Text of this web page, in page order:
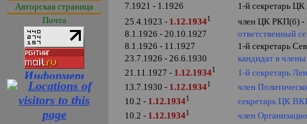
Авторская страница
Почта
7.1921 - 1.1926
1-й секретарь
25.4.1923 - 1.12.19341
член ЦК РКП(б)
8.1.1926 - 20.10.1927
ответственный
8.1.1926 - 11.1927
1-й секретарь
23.7.1926 - 26.6.1930
кандидат в
21.11.1927 - 1.12.19341
1-й секретарь
13.7.1930 - 1.12.19341
член
10.2 - 1.12.19341
секретарь ЦК
10.2 - 1.12.19341 член